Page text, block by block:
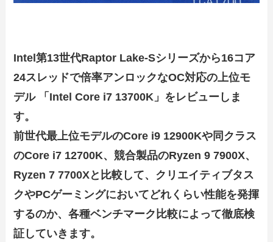
Intel第13世代Raptor Lake-Sシリーズから16コア
24スレッドで倍率アンロックなOC対応の上位モ
デル 「Intel Core i7 13700K」をレビューしま
す。
前世代最上位モデルのCore i9 12900Kや同クラス
のCore i7 12700K、競合製品のRyzen 9 7900X、
Ryzen 7 7700Xと比較して、クリエイティブタス
クやPCゲーミングにおいてどれくらい性能を発揮
するのか、各種ベンチマーク比較によって徹底検
証していきます。